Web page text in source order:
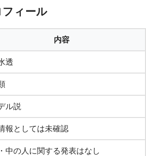
ィール
内容
透
ル説
報としては未確認
中の人に関する発表はなし